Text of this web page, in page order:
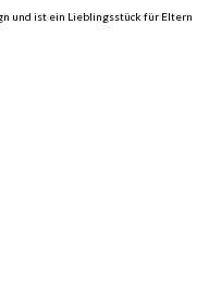
und ist ein Lieblingsstück für Eltern